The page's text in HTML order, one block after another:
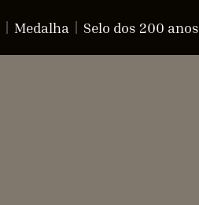
Medalha Selo dos 200 anos